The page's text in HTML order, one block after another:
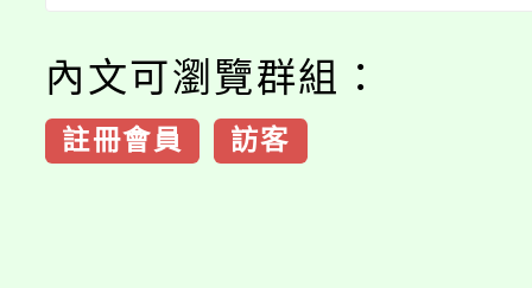
內文可瀏覽群組：
註冊會員 訪客